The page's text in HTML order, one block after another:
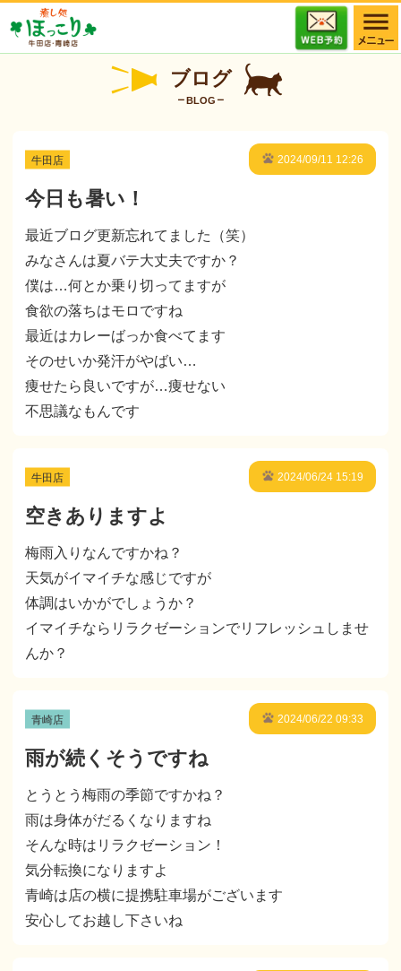
ブログ
BLOG
牛田店 2024/09/11 12:26
今日も暑い！
最近ブログ更新忘れてました（笑）
みなさんは夏バテ大丈夫ですか？
僕は…何とか乗り切ってますが
食欲の落ちはモロですね
最近はカレーばっか食べてます
そのせいか発汗がやばい…
痩せたら良いですが…痩せない
不思議なもんです
牛田店 2024/06/24 15:19
空きありますよ
梅雨入りなんですかね？
天気がイマイチな感じですが
体調はいかがでしょうか？
イマイチならリラクゼーションでリフレッシュしませ
んか？
青崎店 2024/06/22 09:33
雨が続くそうですね
とうとう梅雨の季節ですかね？
雨は身体がだるくなりますね
そんな時はリラクゼーション！
気分転換になりますよ
青崎は店の横に提携駐車場がございます
安心してお越し下さいね